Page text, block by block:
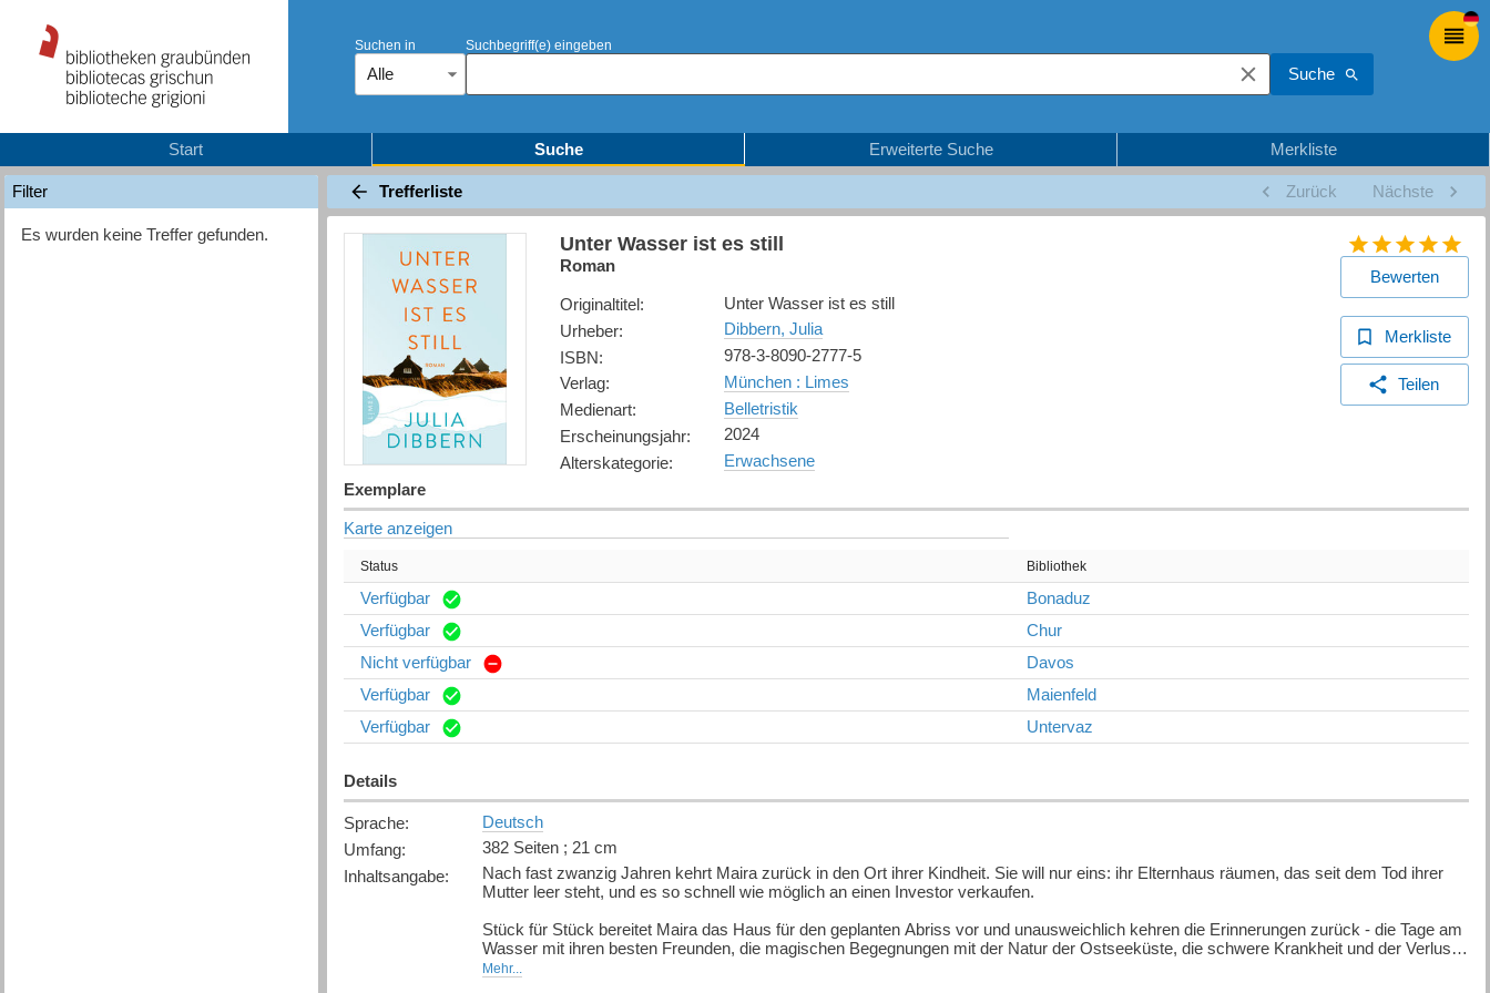
Suchen in
Alle
Suchbegriff(e) eingeben
Suche
Start Suche Erweiterte Suche Merkliste
Filter
Es wurden keine Treffer gefunden.
Trefferliste Zurück Nächste
Unter Wasser ist es still
Roman
Originaltitel:
Unter Wasser ist es still
Urheber:
Dibbern, Julia
ISBN:
978-3-8090-2777-5
Verlag:
München : Limes
Medienart:
Belletristik
Erscheinungsjahr:
2024
Alterskategorie: Erwachsene
Bewerten
Merkliste
Teilen
Exemplare
Karte anzeigen
Status Bibliothek
Verfügbar
Bonaduz
Verfügbar
Chur
Nicht verfügbar
Davos
Verfügbar
Maienfeld
Verfügbar
Untervaz
Details
Sprache:
Deutsch
Umfang:
382 Seiten ; 21 cm
Inhaltsangabe:
Nach fast zwanzig Jahren kehrt Maira zurück in den Ort ihrer Kindheit. Sie will nur eins: ihr Elternhaus räumen, das seit dem Tod ihrer
Mutter leer steht, und es so schnell wie möglich an einen Investor verkaufen.
Stück für Stück bereitet Maira das Haus für den geplanten Abriss vor und unausweichlich kehren die Erinnerungen zurück - die Tage am
Wasser mit ihren besten Freunden, die magischen Begegnungen mit der Natur der Ostseeküste, die schwere Krankheit und der Verlust
ihrer Mutter. Und eine alte Frage will endlich eine Antwort finden: Was ist damals während Mairas letzten Tagen auf dem Darss wirklich
Mehr...